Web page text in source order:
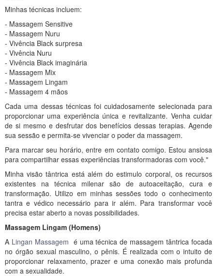
Minhas técnicas incluem:
- Massagem Sensitive
- Massagem Nuru
- Vivência Black surpresa
- Vivência Nuru
- Vivência Black imaginária
- Massagem Mix
- Massagem Lingam
- Massagem 4 mãos
Cada uma dessas técnicas foi cuidadosamente selecionada para
proporcionar uma experiência única e revitalizante. Venha cuidar
de si mesmo e desfrutar dos benefícios dessas terapias. Agende
sua sessão e permita-se vivenciar o poder da massagem.
Para marcar seu horário, entre em contato comigo. Estou ansiosa
para compartilhar essas experiências transformadoras com você."
Minha visão tântrica está além do estimulo corporal, os recursos
existentes na técnica milenar são de autoaceitação, cura e
transformação. Utilizo em minhas sessões todo o conhecimento
tantra e védico necessário para ir além. Para transformar você
precisa estar aberto a novas possibilidades.
Massagem Lingam (Homens)
A Lingan Massagem é uma técnica de massagem tântrica focada
no órgão sexual masculino, o pênis. É realizada com o intuito de
proporcionar relaxamento, prazer e uma conexão mais profunda
com a sexualidade.